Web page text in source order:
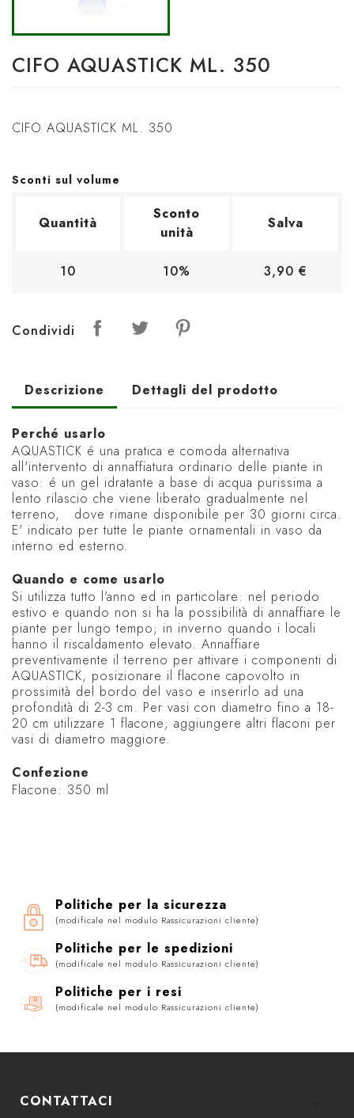
CIFO AQUASTICK ML. 350
CIFO AQUASTICK ML. 350
Sconti sul volume
Quantità
Sconto
unità
Salva
10 10% 3,90 €
Condividi
Descrizione Dettagli del prodotto
Perché usarlo
AQUASTICK é una pratica e comoda alternativa
all'intervento di annaffiatura ordinario delle piante in
vaso: é un gel idratante a base di acqua purissima a
lento rilascio che viene liberato gradualmente nel
terreno, dove rimane disponibile per 30 giorni circa.
E' indicato per tutte le piante ornamentali in vaso da
interno ed esterno.
Quando e come usarlo
Si utilizza tutto l'anno ed in particolare: nel periodo
estivo e quando non si ha la possibilità di annaffiare le
piante per lungo tempo; in inverno quando i locali
hanno il riscaldamento elevato. Annaffiare
preventivamente il terreno per attivare i componenti di
AQUASTICK, posizionare il flacone capovolto in
prossimità del bordo del vaso e inserirlo ad una
profondità di 2-3 cm. Per vasi con diametro fino a 18-
20 cm utilizzare 1 flacone; aggiungere altri flaconi per
vasi di diametro maggiore.
Confezione
Flacone: 350 ml
Politiche per la sicurezza
(modificale nel modulo Rassicurazioni cliente)
Politiche per le spedizioni
(modificale nel modulo Rassicurazioni cliente)
Politiche per i resi
(modificale nel modulo Rassicurazioni cliente)
CONTATTACI